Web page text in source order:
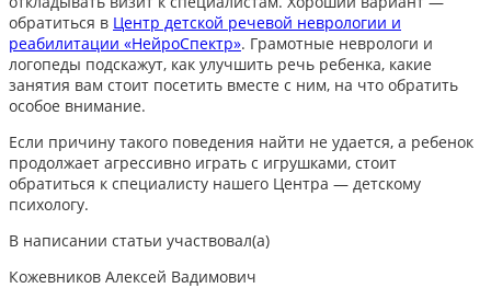
обратиться в Центр детской речевой неврологии и
реабилитации «НейроСпектр». Грамотные неврологи и
логопеды подскажут, как улучшить речь ребенка, какие
занятия вам стоит посетить вместе с ним, на что обратить
особое внимание.
Если причину такого поведения найти не удается, а ребенок
продолжает агрессивно играть с игрушками, стоит
обратиться к специалисту нашего Центра — детскому
психологу.
В написании статьи участвовал(а)
Кожевников Алексей Вадимович